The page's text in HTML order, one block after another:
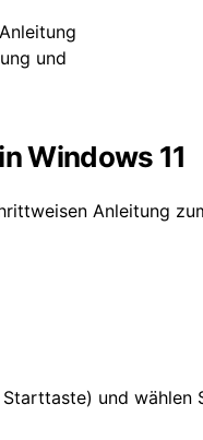
und
Windows 11
Anleitung
und wählen